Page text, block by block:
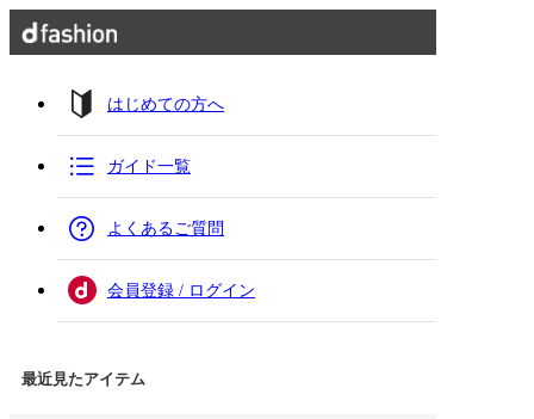
はじめての方へ
ガイド一覧
よくあるご質問
会員登録 / ログイン
最近見たアイテム